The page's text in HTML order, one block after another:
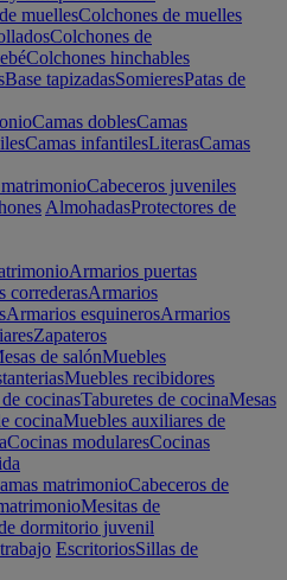
muellesColchones de muelles
Colchones de
Colchones hinchables
Base tapizadasSomieresPatas de
Camas doblesCamas
Camas infantilesLiterasCamas
Cabeceros juveniles
AlmohadasProtectores de
Armarios puertas
correderasArmarios
Armarios esquinerosArmarios
Zapateros
de salónMuebles
Muebles recibidores
cocinasTaburetes de cocinaMesas
cocinaMuebles auxiliares de
Cocinas modularesCocinas
matrimonioCabeceros de
Mesitas de
dormitorio juvenil
EscritoriosSillas de